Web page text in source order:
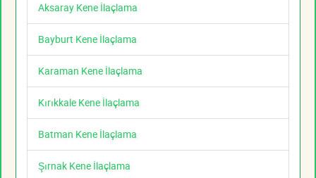
Aksaray Kene İlaçlama
Bayburt Kene İlaçlama
Karaman Kene İlaçlama
Kırıkkale Kene İlaçlama
Batman Kene İlaçlama
Şırnak Kene İlaçlama